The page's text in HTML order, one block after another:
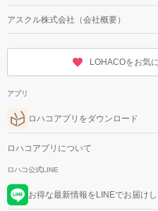
アスクル株式会社（会社概要）
LOHACOをお気
アプリ
ロハコアプリをダウンロード
ロハコアプリについて
ロハコ公式LINE
お得な最新情報をLINEでお届け